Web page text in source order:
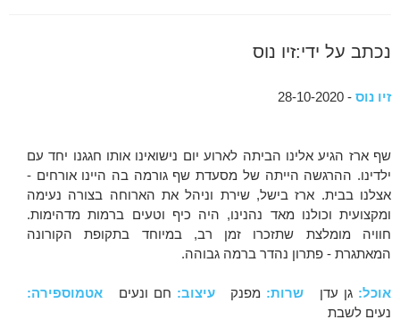
נכתב על ידי:זיו נוס
זיו נוס - 28-10-2020
שף ארז הגיע אלינו הביתה לארוע יום נישואינו אותו חגגנו יחד עם
ילדינו. ההרגשה הייתה של מסעדת שף גורמה בה היינו אורחים -
אצלנו בבית. ארז בישל, שירת וניהל את הארוחה בצורה נעימה
ומקצועית וכולנו מאד נהנינו, היה כיף וטעים ברמות מדהימות.
חוויה מומלצת שתזכרו זמן רב, במיוחד בתקופת הקורונה
המאתגרת - פתרון נהדר ברמה גבוהה.
אוכל: גן עדן שרות: מפנקעיצוב: חם ונעים אטמוספירה:
נעים לשבת